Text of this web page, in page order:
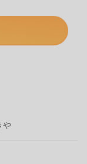
や